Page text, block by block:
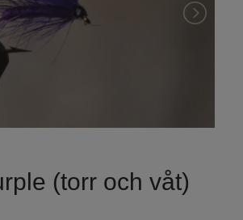
(torr och våt)